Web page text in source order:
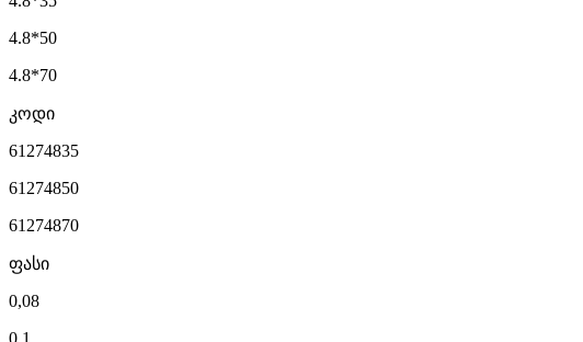
4.8*50
4.8*70
კოდი
61274835
61274850
61274870
ფასი
0,08
0,1